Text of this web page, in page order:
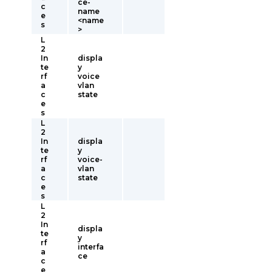
c
e
s
ce-
name
<name
>
L
2
In
te
rf
a
c
e
s
displa
y
voice
vlan
state
L
2
In
te
rf
a
c
e
s
displa
y
voice-
vlan
state
L
2
In
te
rf
a
c
e
displa
y
interfa
ce